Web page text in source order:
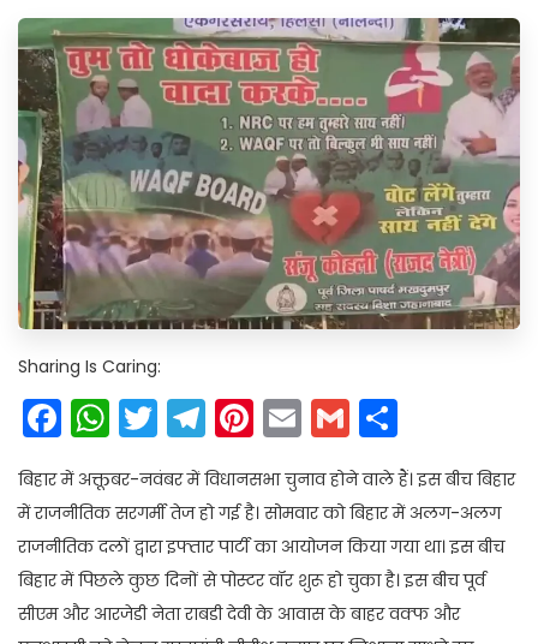
Sharing Is Caring:
Facebook
WhatsApp
Twitter
Telegram
Pinterest
EmailGmail
बिहार में अक्तूबर-नवंबर में विधानसभा चुनाव होने वाले हैं। इस बीच बिहार
में राजनीतिक सरगर्मी तेज हो गई है। सोमवार को बिहार में अलग-अलग
राजनीतिक दलों द्वारा इफ्तार पार्टी का आयोजन किया गया था। इस बीच
बिहार में पिछले कुछ दिनों से पोस्टर वॉर शुरू हो चुका है। इस बीच पूर्व
सीएम और आरजेडी नेता राबडी देवी के आवास के बाहर वक्फ और